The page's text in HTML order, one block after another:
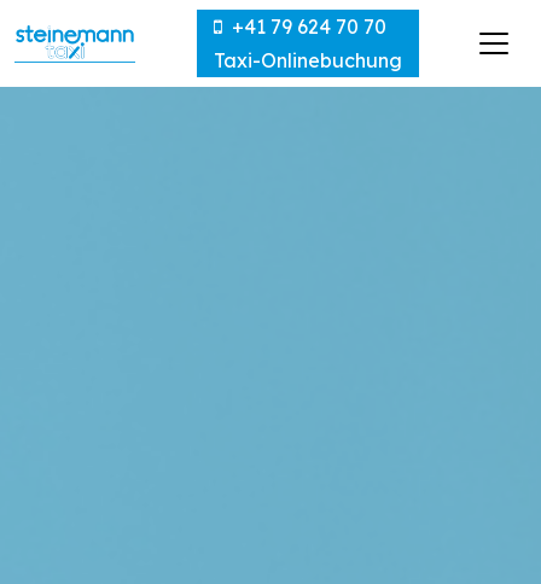
Direkt zum Inhalt wechseln
+41 79 624 70 70
Taxi-Onlinebuchung